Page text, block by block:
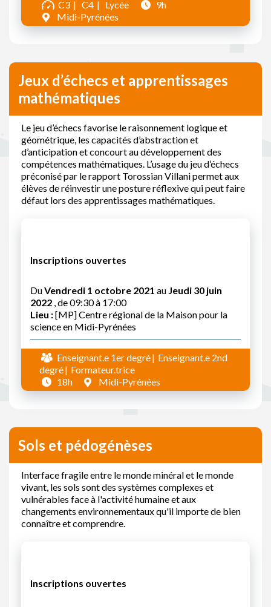
C3 C4 Lycée
9h
Midi-Pyrénées
Jeux d’échecs et apprentissages
mathématiques
Le jeu d’échecs favorise le raisonnement logique et
géométrique, les capacités d’abstraction et
d’anticipation et concourt au développement des
compétences mathématiques. L’usage du jeu d’échecs
préconisé par le rapport Torossian Villani permet aux
élèves de réinvestir une posture réflexive qui peut faire
défaut lors des apprentissages mathématiques.
Inscriptions ouvertes
DuVendredi 1 octobre 2021 au Jeudi 30 juin
2022 , de 09:30 à 17:00
Lieu :[MP] Centre régional de la Maison pour la
science en Midi-Pyrénées
Enseignant.e 1er degré
Enseignant.e 2nd
degré
Formateur.trice
18h
Midi-Pyrénées
Sols et pédogénèses
Interface fragile entre le monde minéral et le monde
vivant, les sols sont des systèmes complexes et
vulnérables face à l'activité humaine et aux
changements environnementaux qu'il importe de bien
connaître et comprendre.
Inscriptions ouvertes